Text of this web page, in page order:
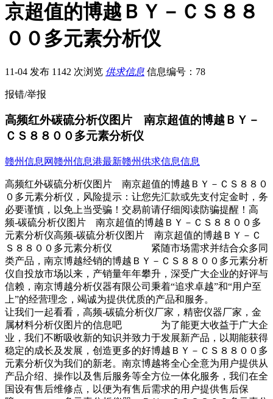
京超值的博越ＢＹ－ＣＳ８８
００多元素分析仪
11-04 发布 1142 次浏览 供求信息 信息编号：78
报错/举报
高频红外碳硫分析仪图片 南京超值的博越ＢＹ－
ＣＳ８８００多元素分析仪
赣州信息网赣州信息港最新赣州供求信息信息
高频红外碳硫分析仪图片 南京超值的博越ＢＹ－ＣＳ８８０
０多元素分析仪，风险提示：让您先汇款或先支付定金时，务
必要谨慎，以免上当受骗！交易前请仔细阅读防骗提醒！高
频-碳硫分析仪图片 南京超值的博越ＢＹ－ＣＳ８８００多
元素分析仪高频-碳硫分析仪图片 南京超值的博越ＢＹ－Ｃ
Ｓ８８００多元素分析仪 紧随市场需求并结合众多同
类产品，南京博越经销的博越ＢＹ－ＣＳ８８００多元素分析
仪自投放市场以来，产销量年年攀升，深受广大企业的好评与
信赖，南京博越分析仪器有限公司秉着“追求卓越”和“用户至
上”的经营理念，竭诚为提供优质的产品和服务。
让我们一起看看，高频-碳硫分析仪厂家，精密仪器厂家，金
属材料分析仪图片的信息吧 为了能更大收益于广大企
业，我们不断吸收新的知识并致力于发展新产品，以期能获得
稳定的成长及发展，创造更多的好博越ＢＹ－ＣＳ８８００多
元素分析仪为我们的新老。南京博越将全心全意为用户提供从
产品介绍、操作以及售后服务等全方位一体化服务，我们在全
国设有售后维修点，以便为有售后需求的用户提供售后保